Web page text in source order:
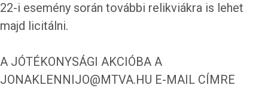
22-i esemény során további relikviákra is lehet
majd licitálni.
A JÓTÉKONYSÁGI AKCIÓBA A
JONAKLENNIJO@MTVA.HU E-MAIL CÍMRE